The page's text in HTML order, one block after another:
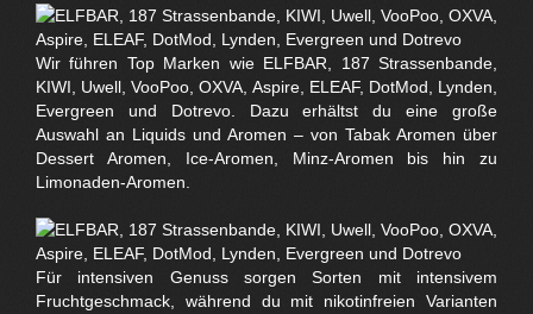
Wir führen Top Marken wie ELFBAR, 187 Strassenbande,
KIWI, Uwell, VooPoo, OXVA, Aspire, ELEAF, DotMod, Lynden,
Evergreen und Dotrevo. Dazu erhältst du eine große
Auswahl an Liquids und Aromen – von Tabak Aromen über
Dessert Aromen, Ice-Aromen, Minz-Aromen bis hin zu
Limonaden-Aromen.
Für intensiven Genuss sorgen Sorten mit intensivem
Fruchtgeschmack, während du mit nikotinfreien Varianten